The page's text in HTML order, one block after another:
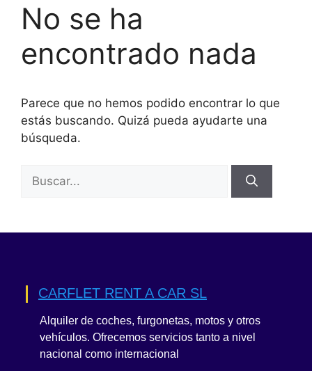
No se ha
encontrado nada
Parece que no hemos podido encontrar lo que
estás buscando. Quizá pueda ayudarte una
búsqueda.
CARFLET RENT A CAR SL
Alquiler de coches, furgonetas, motos y otros
vehículos. Ofrecemos servicios tanto a nivel
nacional como internacional